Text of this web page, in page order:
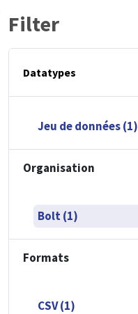
Filter
Datatypes
Jeu de données (1)
Organisation
Bolt (1)
Formats
CSV (1)